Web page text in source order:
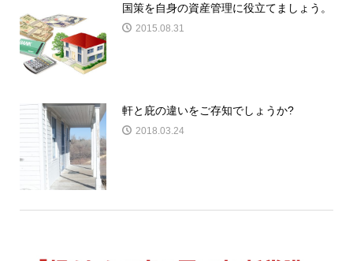
国策を自身の資産管理に役立てましょう。
2015.08.31
軒と庇の違いをご存知でしょうか?
2018.03.24